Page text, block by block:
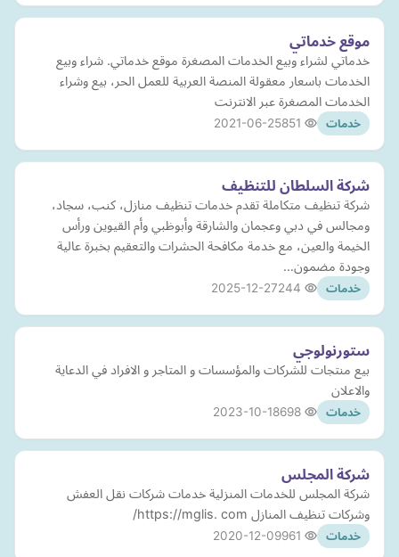
موقع خدماتي
خدماتي لشراء وبيع الخدمات المصغرة موقع خدماتي. شراء وبيع
الخدمات باسعار معقولة المنصة العربية للعمل الحر، بيع وشراء
الخدمات المصغرة عبر الانترنت
خدمات 2021-06-25
شركة السلطان للتنظيف
شركة تنظيف متكاملة تقدم خدمات تنظيف منازل، كنب، سجاد،
ومجالس في دبي وعجمان والشارقة وأبوظبي وأم القيوين ورأس
الخيمة والعين، مع خدمة مكافحة الحشرات والتعقيم بخبرة عالية
وجودة مضمون…
خدمات 2025-12-27
ستورنولوجي
بيع منتجات للشركات والمؤسسات و المتاجر و الافراد في الدعاية
والاعلان
خدمات 2023-10-18
شركة المجلس
شركة المجلس للخدمات المنزلية خدمات شركات نقل العفش
وشركات تنظيف المنازل https://mglis. com/
خدمات 2020-12-09